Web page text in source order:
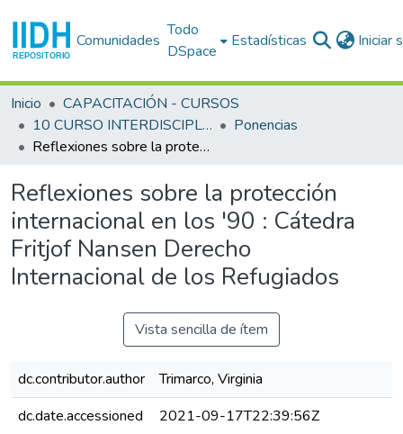
Comunidades
Todo
DSpace
Estadísticas Iniciar
Inicio
CAPACITACIÓN - CURSOS
10 CURSO INTERDISCIPLINARIO EN DERECHOS HUMANOS (10o. : 1992 set. 22 - oct. 2 : San José)
Ponencias
Reflexiones sobre la protección internacional en los '90 : Cátedra Fritjof Nansen Derecho Internacional de los Refugiados
Reflexiones sobre la protección
internacional en los '90 : Cátedra
Fritjof Nansen Derecho
Internacional de los Refugiados
Vista sencilla de ítem
dc.contributor.author
Trimarco, Virginia
dc.date.accessioned
2021-09-17T22:39:56Z